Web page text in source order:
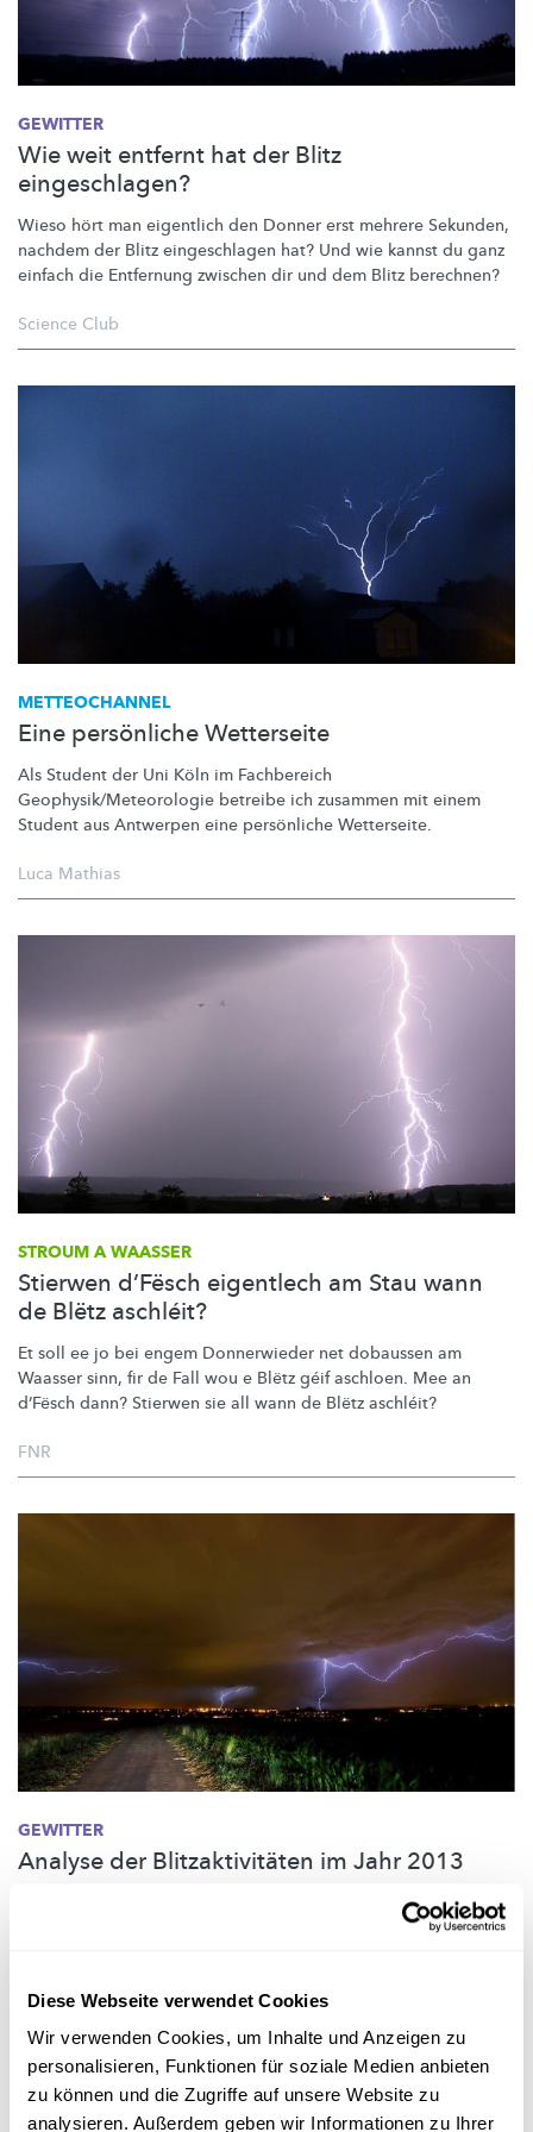
Diese Webseite verwendet Cookies
Wir verwenden Cookies, um Inhalte und Anzeigen zu
personalisieren, Funktionen für soziale Medien anbieten
zu können und die Zugriffe auf unsere Website zu
analysieren. Außerdem geben wir Informationen zu Ihrer
GEWITTER
Wie weit entfernt hat der Blitz
eingeschlagen?
Wieso hört man eigentlich den Donner erst mehrere Sekunden,
nachdem der Blitz eingeschlagen hat? Und wie kannst du ganz
einfach die Entfernung zwischen dir und dem Blitz berechnen?
Science Club
METTEOCHANNEL
Eine persönliche Wetterseite
Als Student der Uni Köln im Fachbereich
Geophysik/Meteorologie betreibe ich zusammen mit einem
Student aus Antwerpen eine persönliche Wetterseite.
Luca Mathias
STROUM A WAASSER
Stierwen d’Fësch eigentlech am Stau wann
de Blëtz aschléit?
Et soll ee jo bei engem Donnerwieder net dobaussen am
Waasser sinn, fir de Fall wou e Blëtz géif aschloen. Mee an
d’Fësch dann? Stierwen sie all wann de Blëtz aschléit?
FNR
GEWITTER
Analyse der Blitzaktivitäten im Jahr 2013
33.000 Blitze über Luxemburg und dem Grenzgebiet: Luca
Mathias, Student der Meteorologie an der Uni Köln, hat in
Luca Mathias